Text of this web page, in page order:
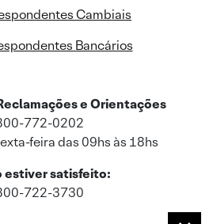
Cambiais
Bancários
e Orientações
772-0202
feira das 09hs às 18hs
estiver satisfeito:
722-3730